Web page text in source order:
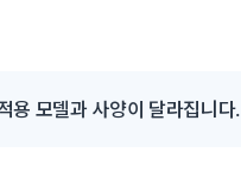
용 모델과 사양이 달라집니다.